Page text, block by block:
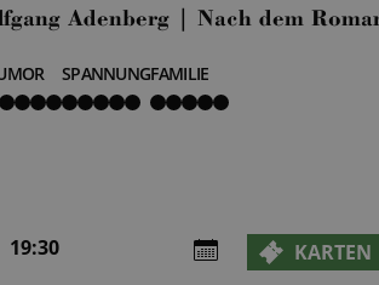
Adenberg | Nach dem
SPANNUNG
5
von
FAMILIE
5
von
KARTEN